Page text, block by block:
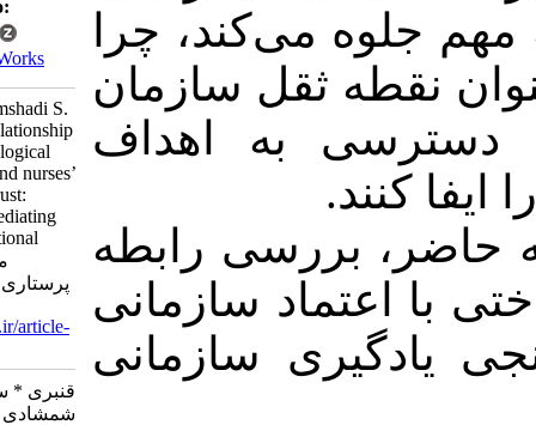
می‌کند، چرا
ثقل سازمان
به اهداف
بررسی رابطه
سازمانی
سازمانی
Send citation to:
Zotero
RefWorks
ghanbari S, shemshadi S.
Assessing the relationship
between psychological
empowerment and nurses’
organizational trust:
exploring the mediating
role of organizational
پرستاری 2016; 5 (1) :40-
URL:http://ijnv.ir/article-
قنبری * سیروس،
شمشادی صادق. بررسی